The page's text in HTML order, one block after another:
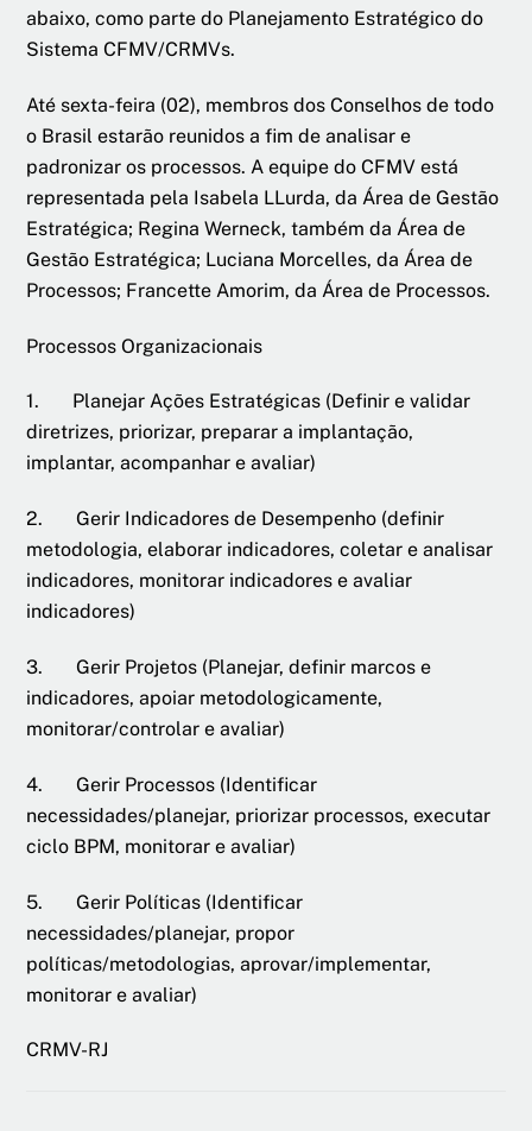
abaixo, como parte do Planejamento Estratégico do
Sistema CFMV/CRMVs.
Até sexta-feira (02), membros dos Conselhos de todo
o Brasil estarão reunidos a fim de analisar e
padronizar os processos. A equipe do CFMV está
representada pela Isabela LLurda, da Área de Gestão
Estratégica; Regina Werneck, também da Área de
Gestão Estratégica; Luciana Morcelles, da Área de
Processos; Francette Amorim, da Área de Processos.
Processos Organizacionais
1. Planejar Ações Estratégicas (Definir e validar
diretrizes, priorizar, preparar a implantação,
implantar, acompanhar e avaliar)
2. Gerir Indicadores de Desempenho (definir
metodologia, elaborar indicadores, coletar e analisar
indicadores, monitorar indicadores e avaliar
indicadores)
3. Gerir Projetos (Planejar, definir marcos e
indicadores, apoiar metodologicamente,
monitorar/controlar e avaliar)
4. Gerir Processos (Identificar
necessidades/planejar, priorizar processos, executar
ciclo BPM, monitorar e avaliar)
5. Gerir Políticas (Identificar
necessidades/planejar, propor
políticas/metodologias, aprovar/implementar,
monitorar e avaliar)
CRMV-RJ